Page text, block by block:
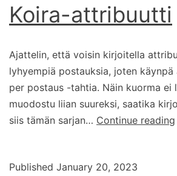
Koira-attribuutti
Ajattelin, että voisin kirjoitella
lyhyempiä postauksia, joten
per postaus -tahtia. Näin kuorma ei
muodostu liian suureksi, saatika
siis tämän sarjan… Continue reading
Published January 20, 2023